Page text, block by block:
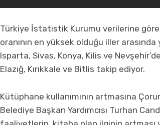
Türkiye İstatistik Kurumu verilerine
oranının en yüksek olduğu iller
Isparta, Sivas, Konya, Kilis ve
Elazığ, Kırıkkale ve Bitlis takip ediyor.
Kütüphane kullanımının artmasına
Belediye Başkan Yardımcısı Turhan